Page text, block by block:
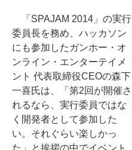
「SPAJAM 2014」の実行
委員長を務め、ハッカソン
にも参加したガンホー・オ
ンライン・エンターテイメ
ント 代表取締役CEOの森下
一喜氏は、「第2回が開催さ
れるなら、実行委員ではな
く開発者として参加した
い。それぐらい楽しかっ
た」と挨拶の中でイベント